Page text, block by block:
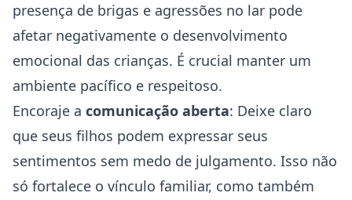
presença de brigas e agressões no lar pode
afetar negativamente o desenvolvimento
emocional das crianças. É crucial manter um
ambiente pacífico e respeitoso.
Encoraje a comunicação aberta: Deixe claro
que seus filhos podem expressar seus
sentimentos sem medo de julgamento. Isso não
só fortalece o vínculo familiar, como também